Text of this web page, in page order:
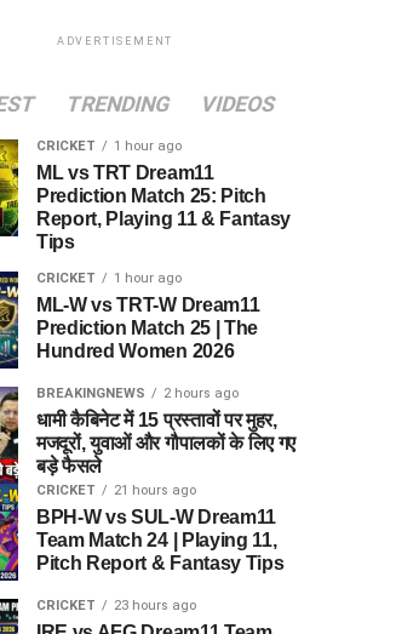
ADVERTISEMENT
TRENDING VIDEOS
CRICKET 1 hour ago
ML vs TRT Dream11
Prediction Match 25: Pitch
Report, Playing 11 & Fantasy
Tips
CRICKET 1 hour ago
ML-W vs TRT-W Dream11
Prediction Match 25 | The
Hundred Women 2026
BREAKINGNEWS 2 hours ago
धामी कैबिनेट में 15 प्रस्तावों पर मुहर,
मजदूरों, युवाओं और गौपालकों के लिए गए
बड़े फैसले
CRICKET 21 hours ago
BPH-W vs SUL-W Dream11
Team Match 24 | Playing 11,
Pitch Report & Fantasy Tips
CRICKET 23 hours ago